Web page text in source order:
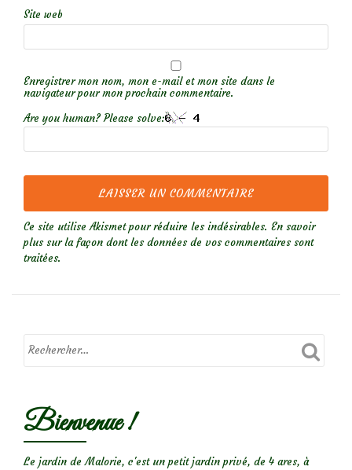
Site web
Enregistrer mon nom, mon e-mail et mon site dans le
navigateur pour mon prochain commentaire.
Are you human? Please solve:
Ce site utilise Akismet pour réduire les indésirables. En savoir
plus sur la façon dont les données de vos commentaires sont
traitées.
Bienvenue !
Le jardin de Malorie, c'est un petit jardin privé, de 4 ares, à